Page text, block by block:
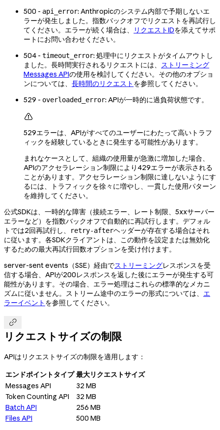
500 - api_error: Anthropicのシステム内部で予期しないエ
ラーが発生しました。指数バックオフでリクエストを再試行し
てください。エラーが続く場合は、
リクエストIDを添えてサポ
ートにお問い合わせください。
504 - timeout_error: 処理中にリクエストがタイムアウトし
ました。長時間実行されるリクエストには、 ストリーミング
Messages APIの使用を検討してください。その他のオプショ
ンについては、 長時間のリクエスト を参照してください。
529 - overloaded_error: APIが一時的に過負荷状態です。

529エラーは、APIがすべてのユーザーにわたって高いトラフ
ィックを経験しているときに発生する可能性があります。
まれなケースとして、組織の使用量が急激に増加した場合、
APIのアクセラレーション制限により429エラーが表示される
ことがあります。アクセラレーション制限に達しないようにす
るには、トラフィックを徐々に増やし、一貫した使用パターン
を維持してください。
公式SDKは、一時的な障害（接続エラー、レート制限、5xxサーバー
エラーなど）を指数バックオフで自動的に再試行します。デフォル
トでは2回再試行し、
retry-afterヘッダーが存在する場合はそれ
に従います。各SDKクライアントは、この動作を設定または無効化
するための最大再試行回数オプションを受け付けます。
server-sent events（SSE）経由でストリーミングレスポンスを受
信する場合、APIが200レスポンスを返した後にエラーが発生する可
能性があります。その場合、エラー処理はこれらの標準的なメカニ
ズムに従いません。ストリーム途中のエラーの形式については、 エ
ラーイベント を参照してください。

リクエストサイズの制限
APIはリクエストサイズの制限を適用します：
エンドポイントタイプ 最大リクエストサイズ
Messages API
32 MB
Token Counting API
32 MB
Batch API
256 MB
Files API
500 MB